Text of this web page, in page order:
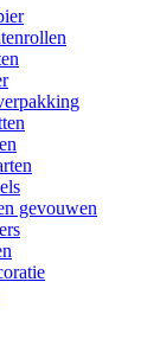
gevouwen